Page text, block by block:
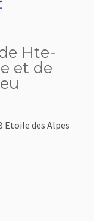
Hte-
et de
Etoile des Alpes